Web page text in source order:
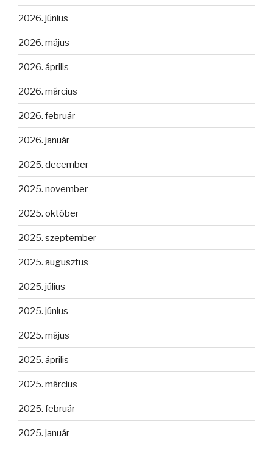
2026. június
2026. május
2026. április
2026. március
2026. február
2026. január
2025. december
2025. november
2025. október
2025. szeptember
2025. augusztus
2025. július
2025. június
2025. május
2025. április
2025. március
2025. február
2025. január